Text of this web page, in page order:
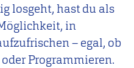
losgeht, hast du als
in
– egal, ob
Programmieren.